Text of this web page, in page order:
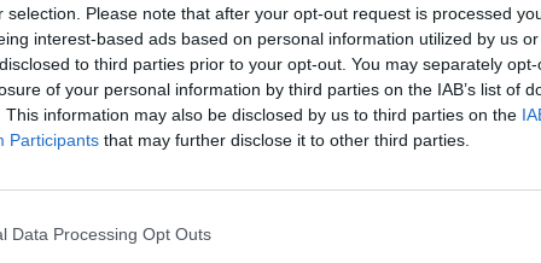
selection. Please note that after your opt-out request is processed
interest-based ads based on personal information utilized by us
to third parties prior to your opt-out. You may separately
of your personal information by third parties on the IAB’s list of
This information may also be disclosed by us to third parties on the
Participants that may further disclose it to other third parties.
Data Processing Opt Outs
de una terminal de llegada y salida específica en la
Saba. La compañía municipal habilitará este viernes
público para que las ‘mascaritas’ puedan disfrutar de la
cuatro servicios especiales, que operarán en formato de
agilizar la llegada y evacuación de la zona, tendrán los
2) Las Rehoyas-Schamann-Escaleritas-Carnaval; 3) La
las 23.00 hasta las 2:00 horas de la madrugada, los 25
exclusivamente en sentido Parque Santa Catalina, por lo